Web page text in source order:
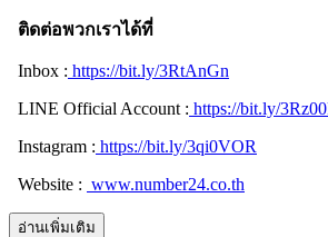
ติดต่อพวกเราได้ที่
Inbox : https://bit.ly/3RtAnGn
LINE Official Account : https://bit.ly/
Instagram : https://bit.ly/3qi0VOR
Website : www.number24.co.th
อ่านเพิ่มเติม